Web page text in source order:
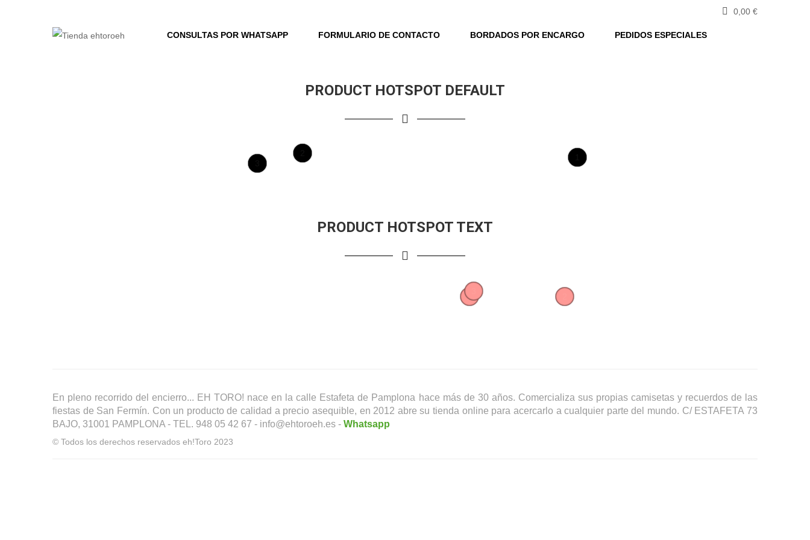
0,00 €
CONSULTAS POR WHATSAPP FORMULARIO DE CONTACTO BORDADOS POR ENCARGO PEDIDOS ESPECIALES
PRODUCT HOTSPOT DEFAULT
PRODUCT HOTSPOT TEXT
1
En pleno recorrido del encierro... EH TORO! nace en la calle Estafeta de Pamplona hace más de 30 años. Comercializa sus propias camisetas y recuerdos de las
fiestas de San Fermín. Con un producto de calidad a precio asequible, en 2012 abre su tienda online para acercarlo a cualquier parte del mundo. C/ ESTAFETA 73
BAJO, 31001 PAMPLONA - TEL. 948 05 42 67 - info@ehtoroeh.es - Whatsapp
© Todos los derechos reservados eh!Toro 2023